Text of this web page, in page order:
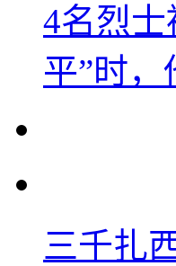
4名烈士
平”时
三千扎